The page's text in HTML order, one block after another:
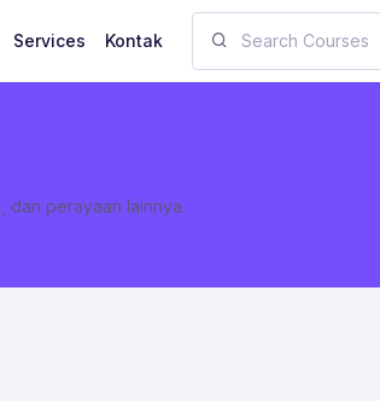
Services Kontak
dan perayaan lainnya.